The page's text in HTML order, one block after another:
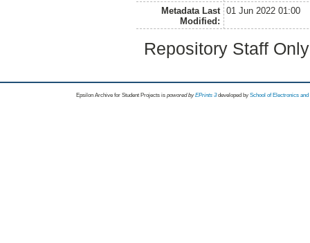
Metadata Last
Modified:
01 Jun 2022 01:00
Repository Staff
Epsilon Archive for Student Projects is powored byEPrints 3 developed by School of Electronics